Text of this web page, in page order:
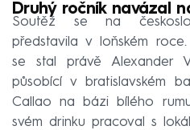
Druhý ročník navázal
Soutěž se na
představila v loňském
se stal právě Alexander
působící v bratislavském
Callao na bázi bílého
svém drinku pracoval s